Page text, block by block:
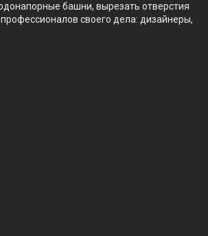
башни, вырезать отверстия
своего дела: дизайнеры,